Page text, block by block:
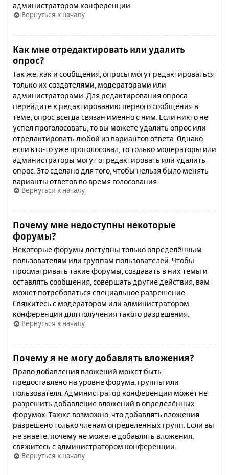
администратором конференции.
Вернуться к началу
Как мне отредактировать или удалить
опрос?
Так же, как и сообщения, опросы могут редактироваться
только их создателями, модераторами или
администраторами. Для редактирования опроса
перейдите к редактированию первого сообщения в
теме; опрос всегда связан именно с ним. Если никто не
успел проголосовать, то вы можете удалить опрос или
отредактировать любой из вариантов ответа. Однако
если кто-то уже проголосовал, то только модераторы или
администраторы могут отредактировать или удалить
опрос. Это сделано для того, чтобы нельзя было менять
варианты ответов во время голосования.
Вернуться к началу
Почему мне недоступны некоторые
форумы?
Некоторые форумы доступны только определённым
пользователям или группам пользователей. Чтобы
просматривать такие форумы, создавать в них темы и
оставлять сообщения, совершать другие действия, вам
может потребоваться специальное разрешение.
Свяжитесь с модератором или администратором
конференции для получения такого разрешения.
Вернуться к началу
Почему я не могу добавлять вложения?
Право добавления вложений может быть
предоставлено на уровне форума, группы или
пользователя. Администратор конференции может не
разрешить добавление вложений в определённых
форумах. Также возможно, что добавлять вложения
разрешено только членам определённых групп. Если вы
не знаете, почему не можете добавлять вложения,
свяжитесь с администратором конференции.
Вернуться к началу